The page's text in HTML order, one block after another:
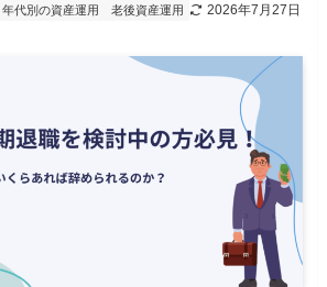
年代別の資産運用 老後資産運用 2026年7月27日